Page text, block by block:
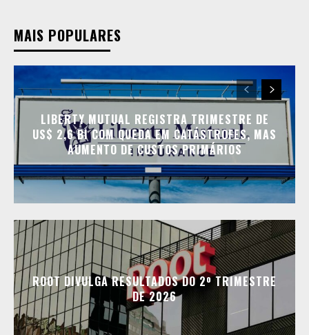
MAIS POPULARES
LIBERTY MUTUAL REGISTRA TRIMESTRE DE
US$ 2,6 BI COM QUEDA EM CATÁSTROFES, MAS
AUMENTO DE CUSTOS PRIMÁRIOS
ROOT DIVULGA RESULTADOS DO 2º TRIMESTRE
DE 2026